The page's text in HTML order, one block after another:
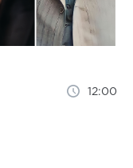
12:00